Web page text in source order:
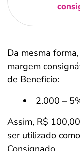
Da mesma
margem
de Benefício:
2.000 –
Assim, R$
ser utilizado
Consignado.